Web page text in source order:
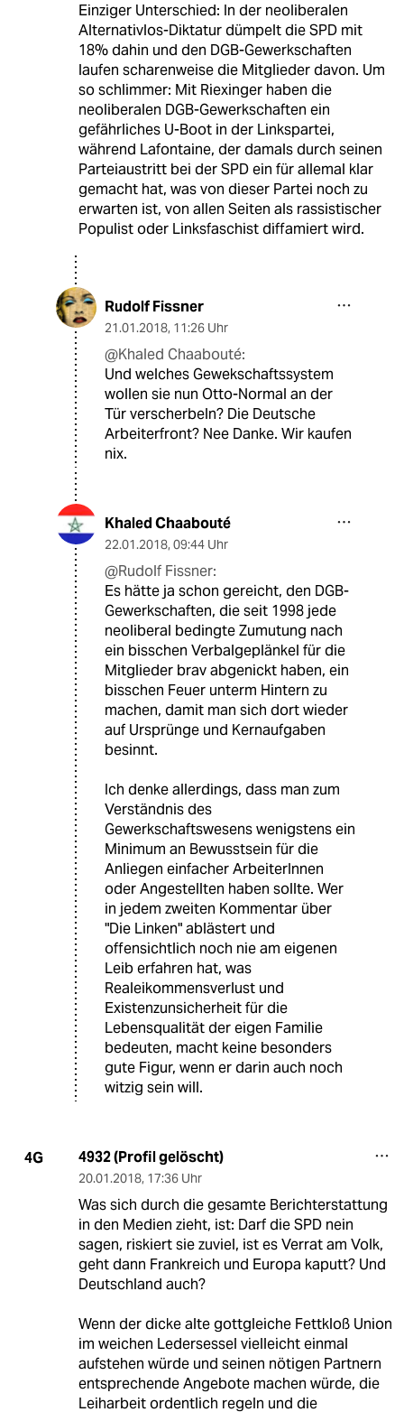
Einziger Unterschied: In der neoliberalen
Alternativlos-Diktatur dümpelt die SPD mit
18% dahin und den DGB-Gewerkschaften
laufen scharenweise die Mitglieder davon. Um
so schlimmer: Mit Riexinger haben die
neoliberalen DGB-Gewerkschaften ein
gefährliches U-Boot in der Linkspartei,
während Lafontaine, der damals durch seinen
Parteiaustritt bei der SPD ein für allemal klar
gemacht hat, was von dieser Partei noch zu
erwarten ist, von allen Seiten als rassistischer
Populist oder Linksfaschist diffamiert wird.
Rudolf Fissner
21.01.2018, 11:26 Uhr
@Khaled Chaabouté:
Und welches Gewekschaftssystem
wollen sie nun Otto-Normal an der
Tür verscherbeln? Die Deutsche
Arbeiterfront? Nee Danke. Wir kaufen
nix.
Khaled Chaabouté
22.01.2018, 09:44 Uhr
@Rudolf Fissner:
Es hätte ja schon gereicht, den DGB-
Gewerkschaften, die seit 1998 jede
neoliberal bedingte Zumutung nach
ein bisschen Verbalgeplänkel für die
Mitglieder brav abgenickt haben, ein
bisschen Feuer unterm Hintern zu
machen, damit man sich dort wieder
auf Ursprünge und Kernaufgaben
besinnt.
Ich denke allerdings, dass man zum
Verständnis des
Gewerkschaftswesens wenigstens ein
Minimum an Bewusstsein für die
Anliegen einfacher ArbeiterInnen
oder Angestellten haben sollte. Wer
in jedem zweiten Kommentar über
"Die Linken" ablästert und
offensichtlich noch nie am eigenen
Leib erfahren hat, was
Realeikommensverlust und
Existenzunsicherheit für die
Lebensqualität der eigen Familie
bedeuten, macht keine besonders
gute Figur, wenn er darin auch noch
witzig sein will.
4G 4932 (Profil gelöscht)
20.01.2018, 17:36 Uhr
Was sich durch die gesamte Berichterstattung
in den Medien zieht, ist: Darf die SPD nein
sagen, riskiert sie zuviel, ist es Verrat am Volk,
geht dann Frankreich und Europa kaputt? Und
Deutschland auch?
Wenn der dicke alte gottgleiche Fettkloß Union
im weichen Ledersessel vielleicht einmal
aufstehen würde und seinen nötigen Partnern
entsprechende Angebote machen würde, die
Leiharbeit ordentlich regeln und die